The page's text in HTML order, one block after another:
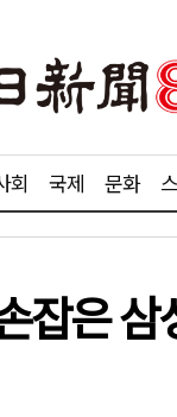
회 국제 문화
은